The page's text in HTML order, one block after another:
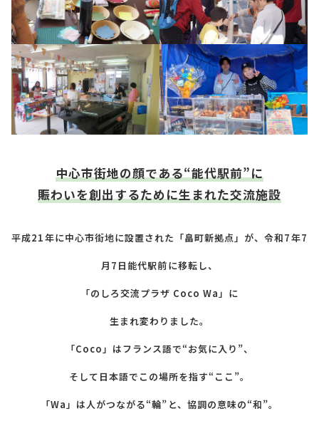
中心市街地の顔である“能代駅前”に
賑わいを創出するために生まれた交流施設
平成21年に中心市街地に設置された「畠町新拠点」が、令和7年7
月7日能代駅前に移転し、
「のしろ交流プラザ Coco Wa」に
生まれ変わりました。
「Coco」はフランス語で“お気に入り”、
そして日本語でこの場所を指す“ここ”。
「Wa」は人がつながる“輪”と、協調の意味の“和”。